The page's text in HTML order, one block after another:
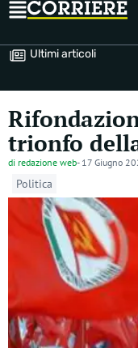
Ultimi articoli
trionfo
di redazione web- 17 Giugno
Politica